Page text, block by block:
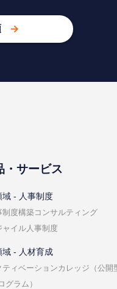
・サービス
域 - ⼈事制度
制度構築コンサルティング
ャイル⼈事制度
域 - ⼈材育成
ティベーションカレッジ（公開
グラム）